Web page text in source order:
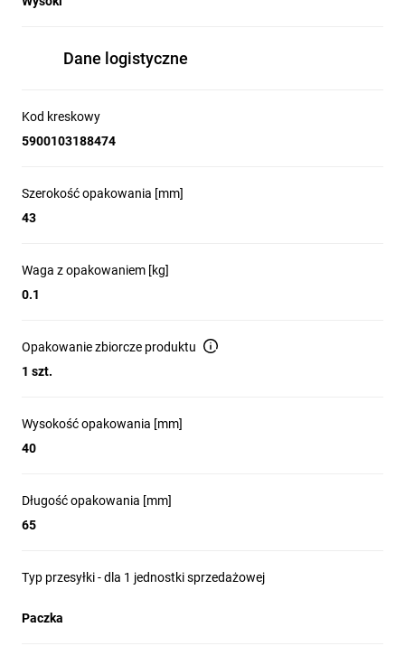
Dane logistyczne
Kod kreskowy
5900103188474
Szerokość opakowania [mm]
43
Waga z opakowaniem [kg]
0.1
Opakowanie zbiorcze produktu
1 szt.
Wysokość opakowania [mm]
40
Długość opakowania [mm]
65
Typ przesyłki - dla 1 jednostki sprzedażowej
Paczka